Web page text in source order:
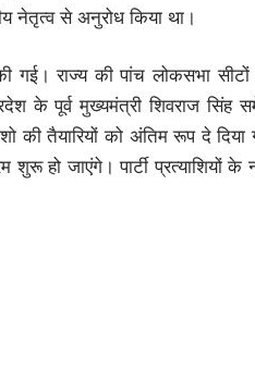
नेतृत्व से अनुरोध किया था।
राज्य की पांच लोकसभा सीटों
के पूर्व मुख्यमंत्री शिवराज सिंह
की तैयारियों को अंतिम रूप दे दिया
हो जाएंगे। पार्टी प्रत्याशियों के